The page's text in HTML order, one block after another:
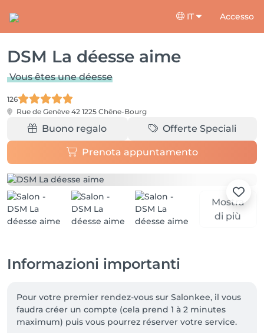
IT Accesso
DSM La déesse aime
Vous êtes une déesse
126
Rue de Genève 42 1225 Chêne-Bourg
Buono regalo Offerte Speciali
Prenota appuntamento
Mostra
di più
Informazioni importanti
Pour votre premier rendez-vous sur Salonkee, il vous
faudra créer un compte (cela prend 1 à 2 minutes
maximum) puis vous pourrez réserver votre service.